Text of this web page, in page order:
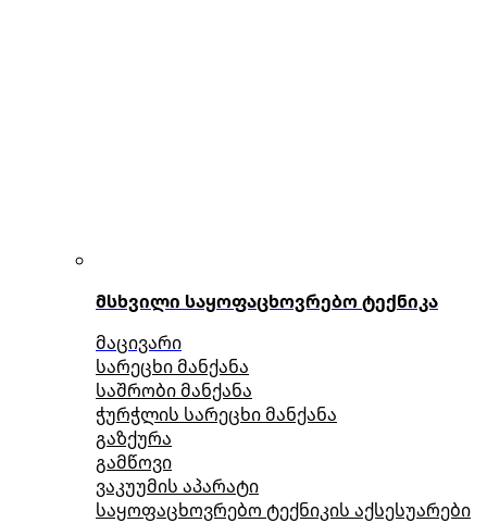
მსხვილი საყოფაცხოვრებო ტექნიკა
მაცივარი
სარეცხი მანქანა
საშრობი მანქანა
ჭურჭლის სარეცხი მანქანა
გაზქურა
გამწოვი
ვაკუუმის აპარატი
საყოფაცხოვრებო ტექნიკის აქსესუარები